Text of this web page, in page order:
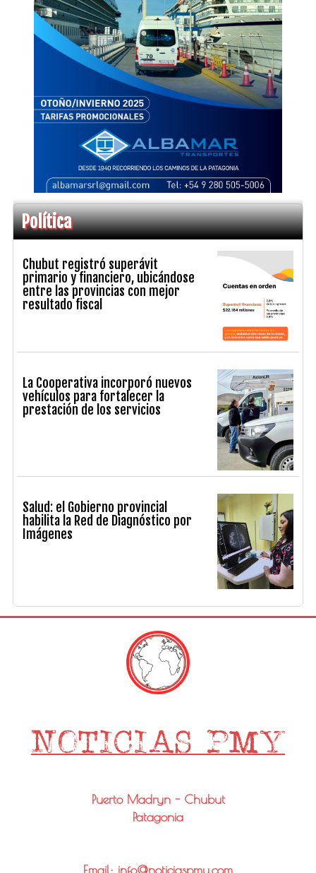
Política
Chubut registró superávit
primario y financiero, ubicándose
entre las provincias con mejor
resultado fiscal
La Cooperativa incorporó nuevos
vehículos para fortalecer la
prestación de los servicios
Salud: el Gobierno provincial
habilita la Red de Diagnóstico por
Imágenes
Puerto Madryn - Chubut
Patagonia
Email: info@noticiaspmy.com